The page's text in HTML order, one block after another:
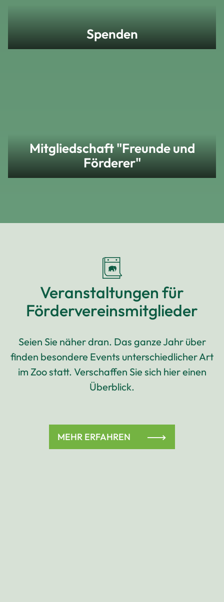
Spenden
Mitgliedschaft "Freunde und
Förderer"
Veranstaltungen für
Fördervereinsmitglieder
Seien Sie näher dran. Das ganze Jahr über
finden besondere Events unterschiedlicher Art
im Zoo statt. Verschaffen Sie sich hier einen
Überblick.
MEHR ERFAHREN